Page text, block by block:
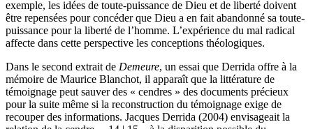
dogmes religieux doivent être envisagés d’une autre façon. Par
exemple, les idées de toute-puissance de Dieu et de liberté doivent
être repensées pour concéder que Dieu a en fait abandonné sa toute-
puissance pour la liberté de l’homme. L’expérience du mal radical
Dans le second extrait deDemeure, un essai que Derrida offre à la
mémoire de Maurice Blanchot, il apparaît que la littérature de
témoignage peut sauver des « cendres » des documents précieux
pour la suite même si la reconstruction du témoignage exige de